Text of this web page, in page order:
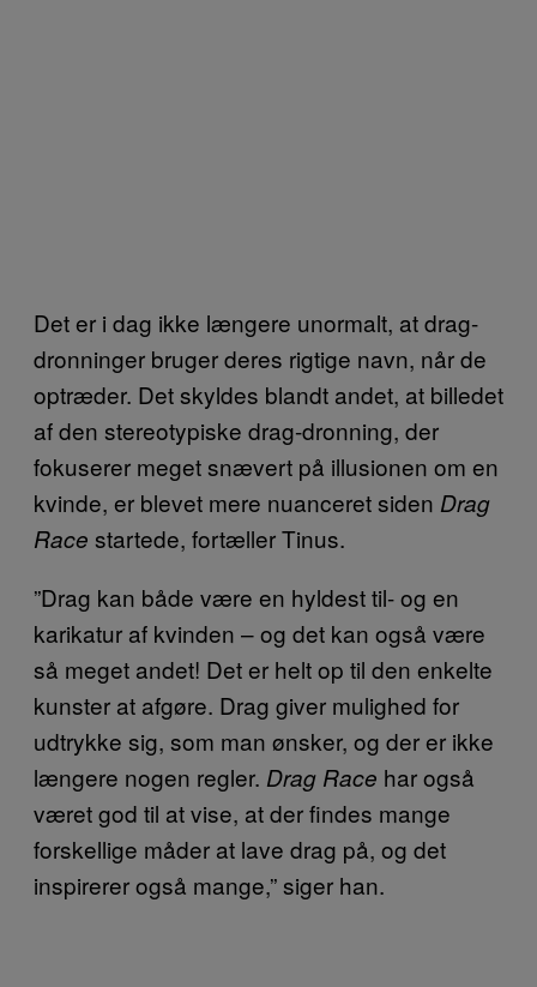
Det er i dag ikke længere unormalt, at drag-
dronninger bruger deres rigtige navn, når de
optræder. Det skyldes blandt andet, at billedet
af den stereotypiske drag-dronning, der
fokuserer meget snævert på illusionen om en
kvinde, er blevet mere nuanceret siden Drag
Race startede, fortæller Tinus.
”Drag kan både være en hyldest til- og en
karikatur af kvinden – og det kan også være
så meget andet! Det er helt op til den enkelte
kunster at afgøre. Drag giver mulighed for
udtrykke sig, som man ønsker, og der er ikke
længere nogen regler. Drag Race har også
været god til at vise, at der findes mange
forskellige måder at lave drag på, og det
inspirerer også mange,” siger han.